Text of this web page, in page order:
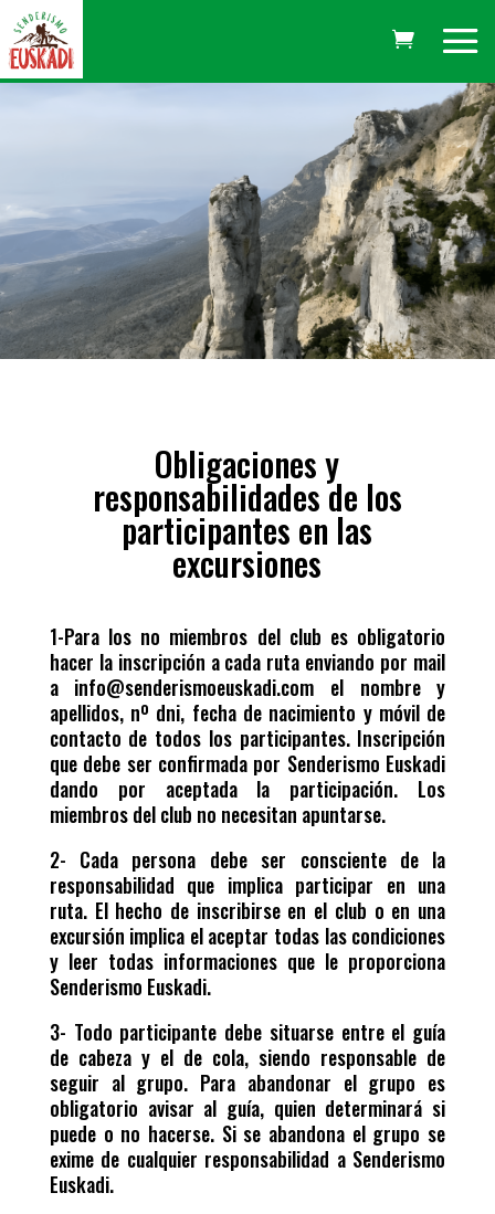
Obligaciones y
responsabilidades de los
participantes en las
excursiones
1-Para los no miembros del club es obligatorio
hacer la inscripción a cada ruta enviando por mail
a info@senderismoeuskadi.com el nombre y
apellidos, nº dni, fecha de nacimiento y móvil de
contacto de todos los participantes. Inscripción
que debe ser confirmada por Senderismo Euskadi
dando por aceptada la participación. Los
miembros del club no necesitan apuntarse.
2- Cada persona debe ser consciente de la
responsabilidad que implica participar en una
ruta. El hecho de inscribirse en el club o en una
excursión implica el aceptar todas las condiciones
y leer todas informaciones que le proporciona
Senderismo Euskadi.
3- Todo participante debe situarse entre el guía
de cabeza y el de cola, siendo responsable de
seguir al grupo. Para abandonar el grupo es
obligatorio avisar al guía, quien determinará si
puede o no hacerse. Si se abandona el grupo se
exime de cualquier responsabilidad a Senderismo
Euskadi.